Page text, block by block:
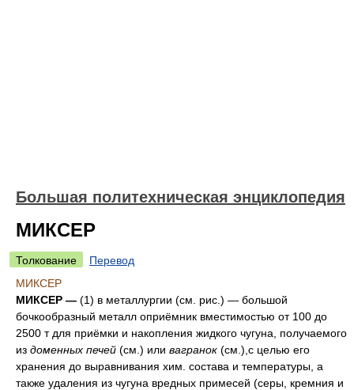
Большая политехническая энциклопедия
МИКСЕР
Толкование
Перевод
МИКСЕР
МИКСЕР — (1) в металлургии (см. рис .) — большой
бочкообразный металл оприёмник вместимостью от 100 до
2500 т для приёмки и накопления жидкого чугуна, получаемого
из доменных печей (см.) или вагранок (см.),с целью его
хранения до выравнивания хим. состава и температуры, а
также удаления из чугуна вредных примесей (серы, кремния и